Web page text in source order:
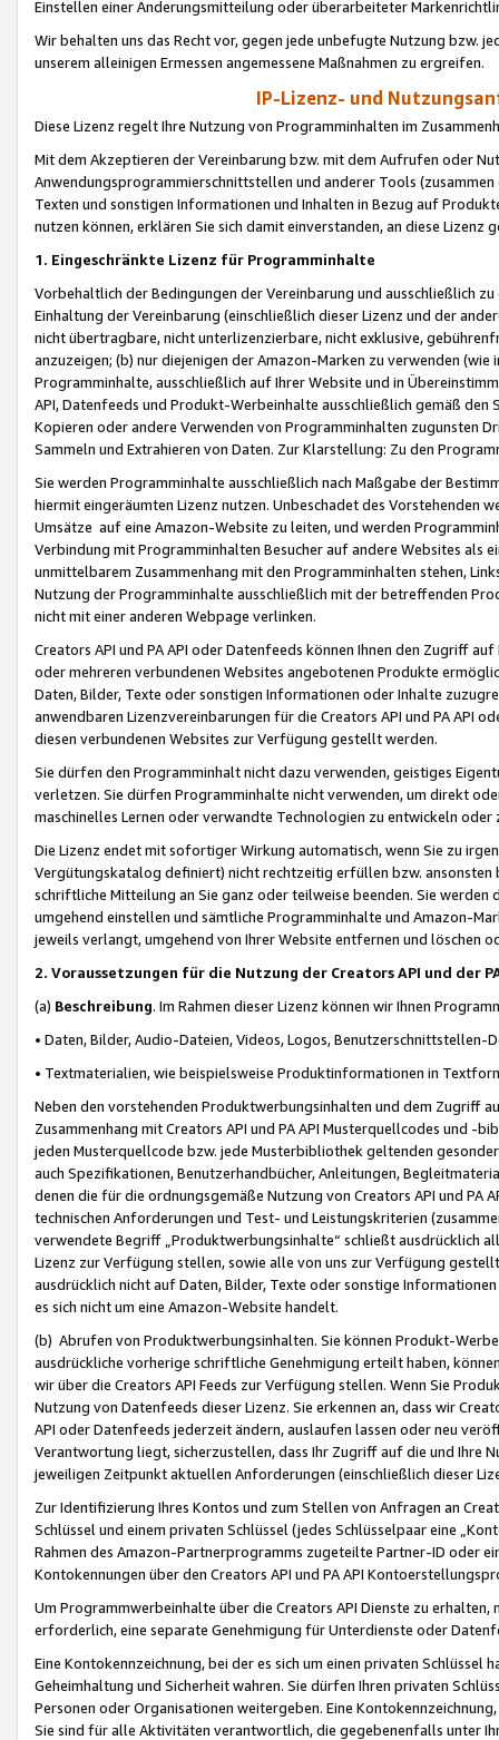
Einstellen einer Änderungsmitteilung oder überarbeiteter
Wir behalten uns das Recht vor, gegen jede unbefugte Nutzung bzw.
unserem alleinigen Ermessen angemessene Maßnahmen zu ergreifen.
IP-Lizenz- und
Diese Lizenz regelt Ihre Nutzung von Programminhalten im
Mit dem Akzeptieren der Vereinbarung bzw. mit dem Aufrufen oder
Anwendungsprogrammierschnittstellen und anderer Tools (zusammen
Texten und sonstigen Informationen und Inhalten in Bezug auf
nutzen können, erklären Sie sich damit einverstanden, an diese Lizenz
1. Eingeschränkte Lizenz für Programminhalte
Vorbehaltlich der Bedingungen der Vereinbarung und ausschließlich
Einhaltung der Vereinbarung (einschließlich dieser Lizenz und der
nicht übertragbare, nicht unterlizenzierbare, nicht exklusive,
anzuzeigen; (b) nur diejenigen der Amazon-Marken zu verwenden
Programminhalte, ausschließlich auf Ihrer Website und in
API, Datenfeeds und Produkt-Werbeinhalte ausschließlich gemäß
Kopieren oder andere Verwenden von Programminhalten zugunsten
Sammeln und Extrahieren von Daten. Zur Klarstellung: Zu den
Sie werden Programminhalte ausschließlich nach Maßgabe der
hiermit eingeräumten Lizenz nutzen. Unbeschadet des Vorstehenden
Umsätze auf eine Amazon-Website zu leiten, und werden
Verbindung mit Programminhalten Besucher auf andere Websites als
unmittelbarem Zusammenhang mit den Programminhalten stehen,
Nutzung der Programminhalte ausschließlich mit der betreffenden
nicht mit einer anderen Webpage verlinken.
Creators API und PA API oder Datenfeeds können Ihnen den Zugriff
oder mehreren verbundenen Websites angebotenen Produkte
Daten, Bilder, Texte oder sonstigen Informationen oder Inhalte
anwendbaren Lizenzvereinbarungen für die Creators API und PA API
diesen verbundenen Websites zur Verfügung gestellt werden.
Sie dürfen den Programminhalt nicht dazu verwenden, geistiges
verletzen. Sie dürfen Programminhalte nicht verwenden, um direkt
maschinelles Lernen oder verwandte Technologien zu entwickeln
Die Lizenz endet mit sofortiger Wirkung automatisch, wenn Sie zu
Vergütungskatalog definiert) nicht rechtzeitig erfüllen bzw. ansonsten
schriftliche Mitteilung an Sie ganz oder teilweise beenden. Sie werden
umgehend einstellen und sämtliche Programminhalte und Amazon-
jeweils verlangt, umgehend von Ihrer Website entfernen und löschen
2. Voraussetzungen für die Nutzung der Creators API und der
(a) Beschreibung. Im Rahmen dieser Lizenz können wir Ihnen
• Daten, Bilder, Audio-Dateien, Videos, Logos, Benutzerschnittstellen-
• Textmaterialien, wie beispielsweise Produktinformationen in
Neben den vorstehenden Produktwerbungsinhalten und dem Zugriff
Zusammenhang mit Creators API und PA API Musterquellcodes und
jeden Musterquellcode bzw. jede Musterbibliothek geltenden
auch Spezifikationen, Benutzerhandbücher, Anleitungen,
denen die für die ordnungsgemäße Nutzung von Creators API und PA
technischen Anforderungen und Test- und Leistungskriterien
verwendete Begriff „Produktwerbungsinhalte“ schließt ausdrücklich
Lizenz zur Verfügung stellen, sowie alle von uns zur Verfügung
ausdrücklich nicht auf Daten, Bilder, Texte oder sonstige
es sich nicht um eine Amazon-Website handelt.
(b) Abrufen von Produktwerbungsinhalten. Sie können Produkt-
ausdrückliche vorherige schriftliche Genehmigung erteilt haben,
wir über die Creators API Feeds zur Verfügung stellen. Wenn Sie
Nutzung von Datenfeeds dieser Lizenz. Sie erkennen an, dass wir
API oder Datenfeeds jederzeit ändern, auslaufen lassen oder neu
Verantwortung liegt, sicherzustellen, dass Ihr Zugriff auf die und Ihre
jeweiligen Zeitpunkt aktuellen Anforderungen (einschließlich dieser
Zur Identifizierung Ihres Kontos und zum Stellen von Anfragen an
Schlüssel und einem privaten Schlüssel (jedes Schlüsselpaar eine
Rahmen des Amazon-Partnerprogramms zugeteilte Partner-ID oder
Kontokennungen über den Creators API und PA API
Um Programmwerbeinhalte über die Creators API Dienste zu
erforderlich, eine separate Genehmigung für Unterdienste oder
Eine Kontokennzeichnung, bei der es sich um einen privaten
Geheimhaltung und Sicherheit wahren. Sie dürfen Ihren privaten
Personen oder Organisationen weitergeben. Eine
Sie sind für alle Aktivitäten verantwortlich, die gegebenenfalls unter